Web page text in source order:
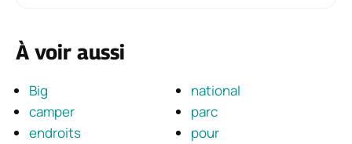
À voir aussi
Big
camper
endroits
national
parc
pour